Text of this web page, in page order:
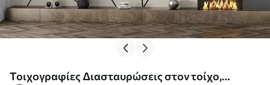
Τοιχογραφίες Διασταυρώσεις στον τοίχο,